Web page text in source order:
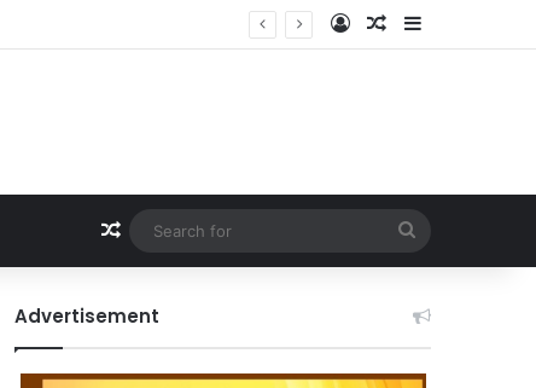
Log InRandom Article
Sidebar
Random Article
for
Advertisement